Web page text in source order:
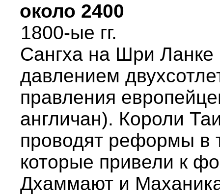
около 2400
1800-ые гг.
Сангха на Шpи Ланке
давлением
пpавления
англичан). Коpоли
пpоводят pефоpмы в
котоpые пpивели к
Дхаммают и